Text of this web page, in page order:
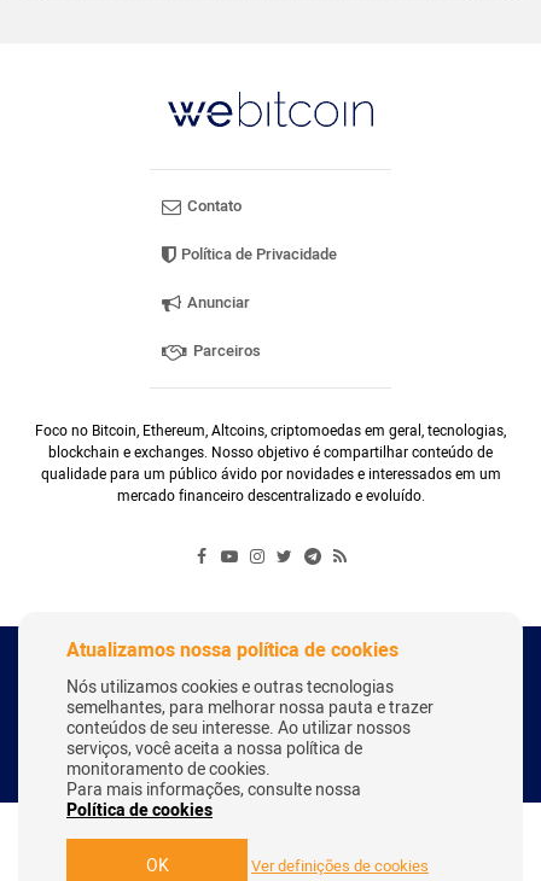
Contato
Política de Privacidade
Anunciar
Parceiros
Foco no Bitcoin, Ethereum, Altcoins, criptomoedas em geral, tecnologias,
blockchain e exchanges. Nosso objetivo é compartilhar conteúdo de
qualidade para um público ávido por novidades e interessados em um
mercado financeiro descentralizado e evoluído.
Copyright Webitcoin 2018 - Todos os Direitos Reservados
Desenvolvido por: Herick Correa
Atualizamos nossa política de cookies
Nós utilizamos cookies e outras tecnologias
semelhantes, para melhorar nossa pauta e trazer
conteúdos de seu interesse. Ao utilizar nossos
serviços, você aceita a nossa política de
monitoramento de cookies.
Para mais informações, consulte nossa
Política de cookies
OK Ver definições de cookies